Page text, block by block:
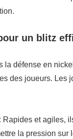
un blitz
la défense en
des joueurs. Les
Rapides et agiles,
la pression sur